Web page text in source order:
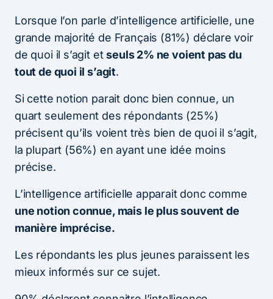
Lorsque l’on parle d’intelligence artificielle, une
grande majorité de Français (81%) déclare voir
de quoi il s’agit etseuls 2% ne voient pas du
tout de quoi il s’agit.
Si cette notion parait donc bien connue, un
quart seulement des répondants (25%)
précisent qu’ils voient très bien de quoi il s’agit,
la plupart (56%) en ayant une idée moins
précise.
L’intelligence artificielle apparait donc comme
une notion connue, mais le plus souvent de
manière imprécise.
Les répondants les plus jeunes paraissent les
mieux informés sur ce sujet.